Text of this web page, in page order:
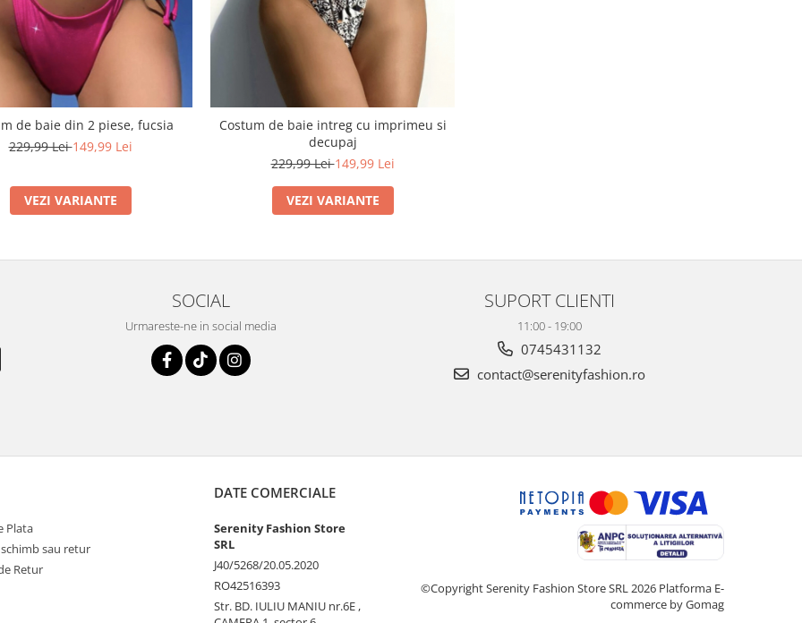
de baie din 2 piese, fucsia
229,99 Lei149,99 Lei
VEZI VARIANTE
Costum de baie intreg cu imprimeu si
decupaj
229,99 Lei149,99 Lei
VEZI VARIANTE
SOCIAL
Urmareste-ne in social media
SUPORT CLIENTI
11:00 - 19:00
0745431132
contact@serenityfashion.ro
Plata
sau retur
Retur
DATE COMERCIALE
Serenity Fashion Store
SRL
J40/5268/20.05.2020
RO42516393
Str. BD. IULIU MANIU nr.6E ,
©Copyright Serenity Fashion Store SRL 2026 Platforma E-
commerce by Gomag